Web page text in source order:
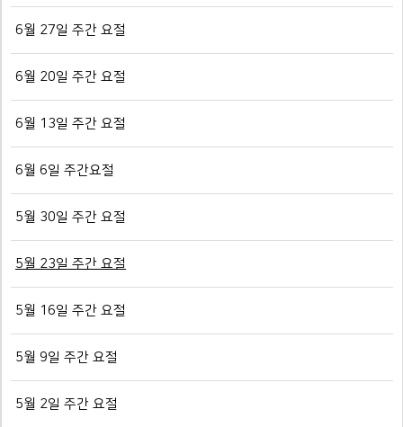
6월 27일 주간 요절
6월 20일 주간 요절
6월 13일 주간 요절
6월 6일 주간요절
5월 30일 주간 요절
5월 23일 주간 요절
5월 16일 주간 요절
5월 9일 주간 요절
5월 2일 주간 요절